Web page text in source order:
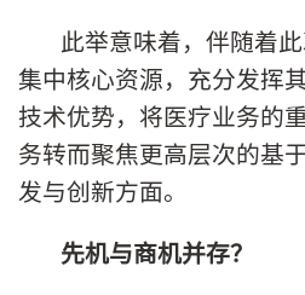
此举意味着，伴随着
集中核心资源，充分发挥
技术优势，将医疗业务的
务转而聚焦更高层次的基
发与创新方面。
先机与商机并存？